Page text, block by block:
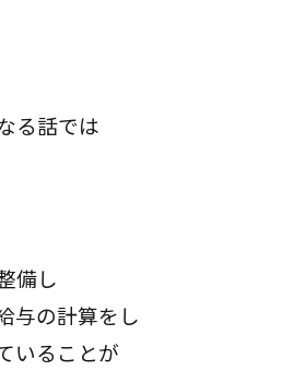
る話では
備し
与の計算をし
いることが